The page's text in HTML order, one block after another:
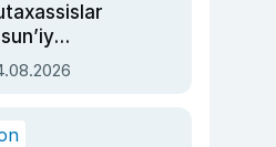
xavotir